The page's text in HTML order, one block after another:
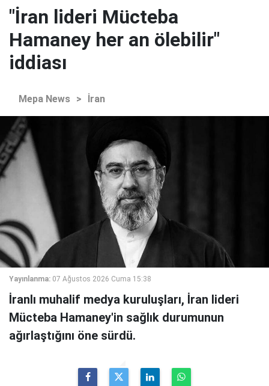
"İran lideri Mücteba
Hamaney her an ölebilir"
iddiası
Mepa News > İran
Yayınlanma: 07 Ağustos 2026 Cuma 15:38
İranlı muhalif medya kuruluşları, İran lideri
Mücteba Hamaney'in sağlık durumunun
ağırlaştığını öne sürdü.